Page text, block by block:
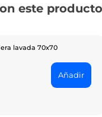
este producto
lavada 70x70
Añadir